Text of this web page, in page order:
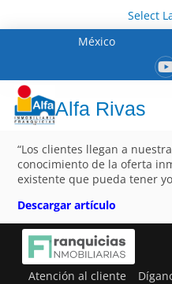
Select
México
Alfa Rivas
“Los clientes llegan a
conocimiento de la oferta
existente que pueda tener
Descargar artículo
Atención al cliente